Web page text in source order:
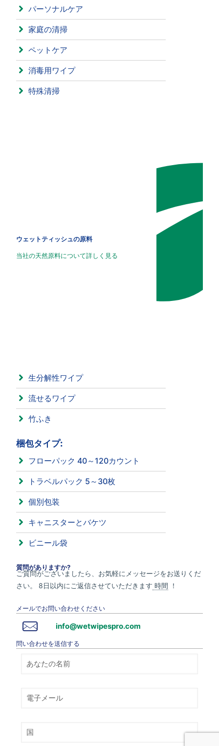
パーソナルケア
家庭の清掃
ペットケア
消毒用ワイプ
特殊清掃
ウェットティッシュの原料
当社の天然原料について詳しく見る
生分解性ワイプ
流せるワイプ
竹ふき
梱包タイプ:
フローパック 40～120カウント
トラベルパック 5～30枚
個別包装
キャニスターとバケツ
ビニール袋
質問がありますか?
ご質問がございましたら、お気軽にメッセージをお送りくだ
さい。 8日以内にご返信させていただきます 時間 ！
メールでお問い合わせください
info@wetwipespro.com
問い合わせを送信する